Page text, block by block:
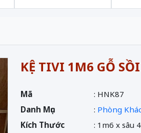
KỆ TIVI 1M6 GỖ
Mã
: HNK87
Danh Mục
: Phòng
Kích Thước
: 1m6 x sâu